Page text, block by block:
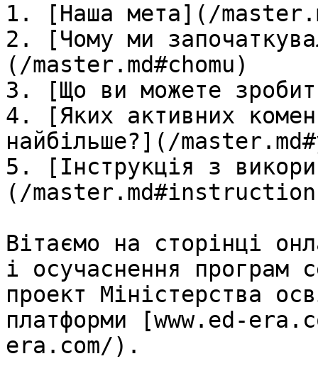
1. [Наша мета](/
2. [Чому ми
(/master.md#chomu)
3. [Що ви можете
4. [Яких активних
найбільше?](/
5. [Інструкція з
(/
Вітаємо на сторінці
і осучаснення програм
проект Міністерства
платформи [www.ed-
era.com/).